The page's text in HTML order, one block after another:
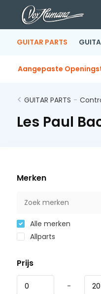
GUITAR PARTS
Aangepaste
GUITAR PARTS -
Les Paul
Merken
Alle merken
Allparts
Prijs
-